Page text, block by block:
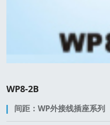
WP8-2B
间距：WP外接线插座系列